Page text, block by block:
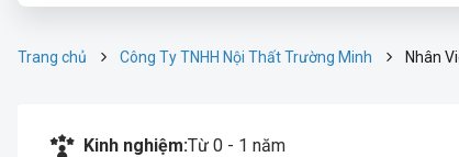
Trang chủ Công Ty TNHH Nội Thất Trường Minh Nhân
Kinh nghiệm:Từ 0 - 1 năm